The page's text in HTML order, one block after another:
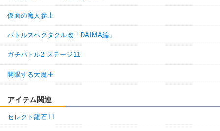
仮面の魔人参上
バトルスペクタクル改「DAIMA編」
ガチバトル2 ステージ11
開眼する大魔王
アイテム関連
セレクト龍石11